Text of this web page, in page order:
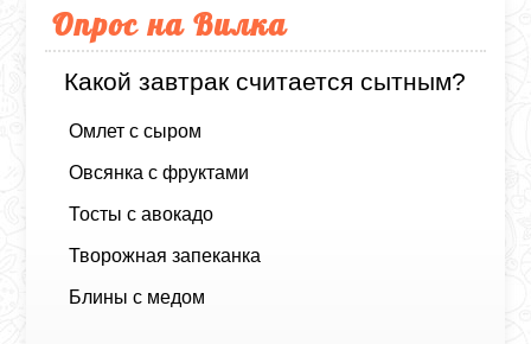
Опрос на Вилка
Какой завтрак считается сытным?
Омлет с сыром
Овсянка с фруктами
Тосты с авокадо
Творожная запеканка
Блины с медом